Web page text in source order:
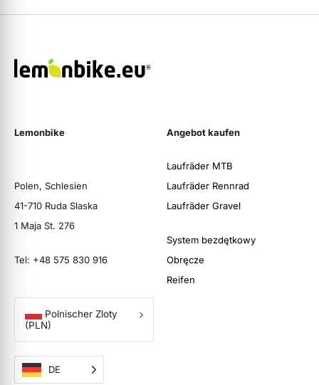
Lemonbike
Polen, Schlesien
41-710 Ruda Slaska
1 Maja St. 276
Tel: +48 575 830 916
Polnischer Zloty
(PLN)
DE
Angebot kaufen
Laufräder MTB
Laufräder Rennrad
Laufräder Gravel
System bezdętkowy
Obręcze
Reifen